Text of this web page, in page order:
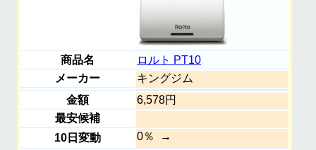
商品名
ロルト PT10
メーカー
キングジム
金額
6,578円
最安候補
10日変動
0％